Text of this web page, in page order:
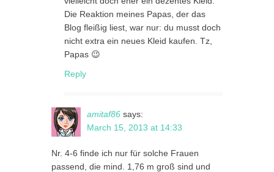
Die Reaktion meines Papas, der das
Blog fleißig liest, war nur: du musst doch
nicht extra ein neues Kleid kaufen. Tz,
Papas 😉
Reply
amitaf86 says:
March 15, 2013 at 14:33
Nr. 4-6 finde ich nur für solche Frauen
passend, die mind. 1,76 m groß sind und